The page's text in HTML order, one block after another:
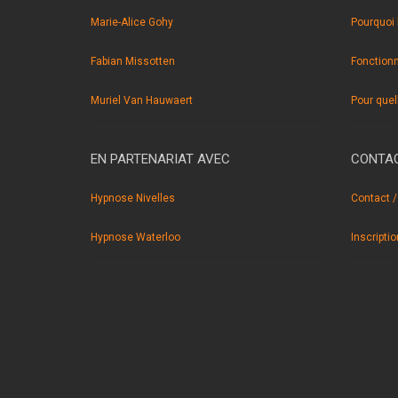
Marie-Alice Gohy
Fabian Missotten
Muriel Van Hauwaert
EN PARTENARIAT AVEC
Hypnose Nivelles
Hypnose Waterloo
Pourquoi
Pour
Contact /